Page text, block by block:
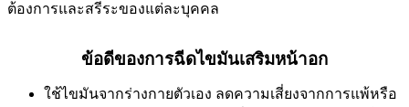
ต้องการและสรีระของแต่ละบุคคล
ข้อดีของการฉีดไขมันเสริมหน้าอก​
ใช้ไขมันจากร่างกายตัวเอง ลดความเสี่ยงจากการแพ้หรือ